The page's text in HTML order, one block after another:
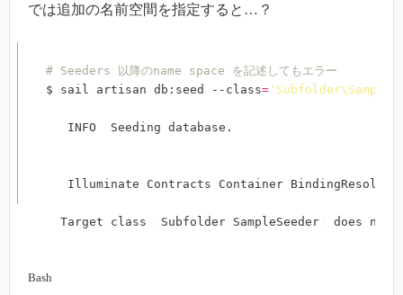
では追加の名前空間を指定すると…？
# Seeders 以降のname space を記述してもエラー
$ sail artisan db:seed --class=
   INFO  Seeding database.
   Illuminate
Contracts Container
  Target class
Subfolder SampleSeeder does not
Bash